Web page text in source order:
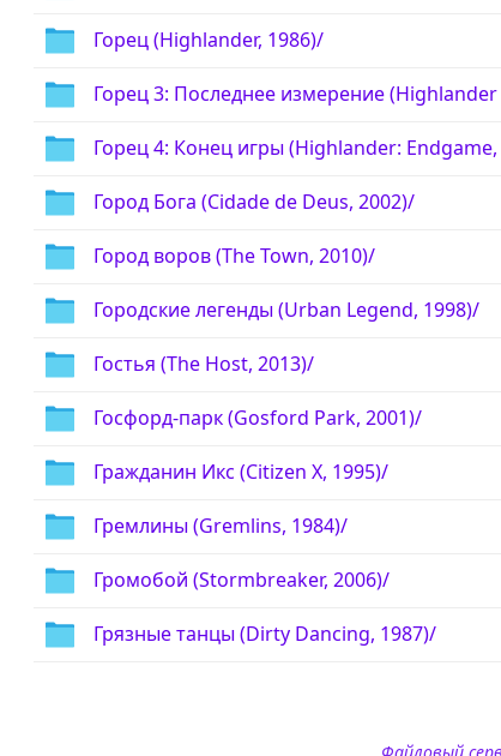
Горец (Highlander, 1986)/
Горец 3: Последнее измерение
Горец 4: Конец игры (Highlander:
Город Бога (Cidade de Deus, 2002)/
Город воров (The Town, 2010)/
Городские легенды (Urban Legend, 1998)/
Гостья (The Host, 2013)/
Госфорд-парк (Gosford Park, 2001)/
Гражданин Икс (Citizen X, 1995)/
Гремлины (Gremlins, 1984)/
Громобой (Stormbreaker, 2006)/
Грязные танцы (Dirty Dancing, 1987)/